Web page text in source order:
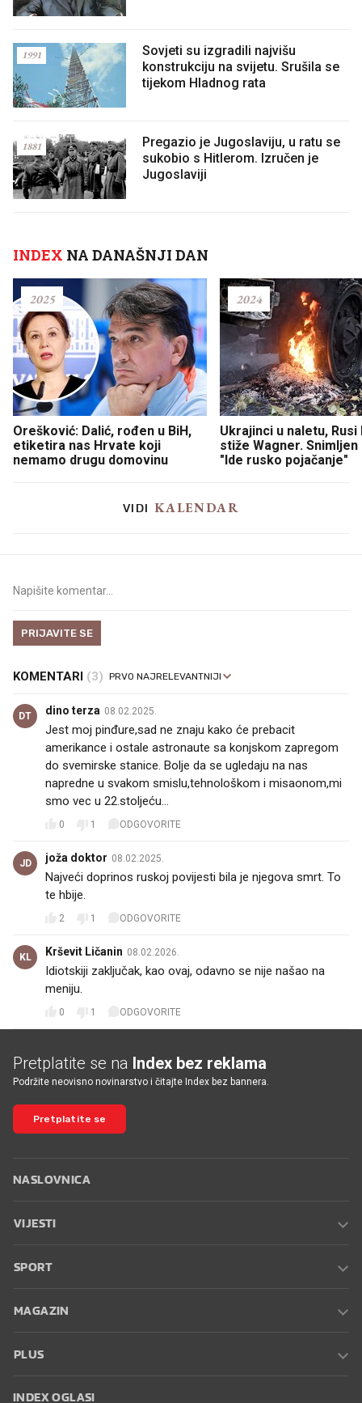
Sovjeti su izgradili najvišu
konstrukciju na svijetu. Srušila se
tijekom Hladnog rata
1991
Pregazio je Jugoslaviju, u ratu se
sukobio s Hitlerom. Izručen je
Jugoslaviji
1881
INDEX NA DANAŠNJI DAN
Orešković: Dalić, rođen u BiH,
etiketira nas Hrvate koji
nemamo drugu domovinu
2025
Ukrajinci u naletu, Rusi
stiže Wagner.
"Ide rusko pojačanje"
2024
VIDI KALENDAR
PRIJAVITE SE
KOMENTARI (3)
DT dino terza 08.02.2025.
Jest moj pinđure,sad ne znaju kako će prebacit
amerikance i ostale astronaute sa konjskom zapregom
do svemirske stanice. Bolje da se ugledaju na nas
napredne u svakom smislu,tehnološkom i misaonom,mi
smo vec u 22.stoljeću…
0 1 ODGOVORITE
JD joža doktor 08.02.2025.
Najveći doprinos ruskoj povijesti bila je njegova smrt. To
te hbije.
2 1 ODGOVORITE
KL Krševit Ličanin 08.02.2026.
Idiotskiji zaključak, kao ovaj, odavno se nije našao na
meniju.
0 1 ODGOVORITE
Pretplatite se na Index bez reklama
Podržite neovisno novinarstvo i čitajte Index bez bannera.
Pretplatite se
NASLOVNICA
VIJESTI
SPORT
MAGAZIN
PLUS
INDEX OGLASI